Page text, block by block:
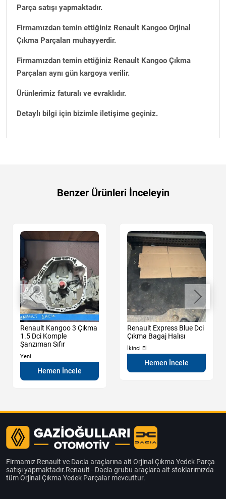
Parça satışı yapmaktadır.
Firmamızdan temin ettiğiniz Renault Kangoo Orjinal
Çıkma Parçaları muhayyerdir.
Firmamızdan temin ettiğiniz Renault Kangoo Çıkma
Parçaları aynı gün kargoya verilir.
Ürünlerimiz faturalı ve evraklıdır.
Detaylı bilgi için bizimle iletişime geçiniz.
Benzer Ürünleri İnceleyin
Renault Kangoo 3 Çıkma
1.5 Dci Komple
Şanzıman Sıfır
Yeni
Hemen İncele
Renault Express Blue Dci
Çıkma Bagaj Halısı
İkinci El
Hemen İncele
Firmamız Renault ve Dacia araçlarına ait Orjinal Çıkma Yedek Parça
satışı yapmaktadır.Renault - Dacia grubu araçlara ait stoklarımızda
tüm Orjinal Çıkma Yedek Parçalar mevcuttur.